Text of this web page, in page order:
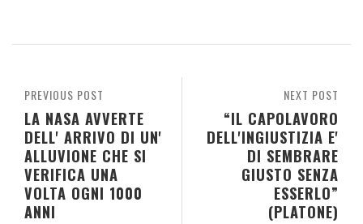
NEXT POST
“IL CAPOLAVORO
DELL'INGIUSTIZIA E'
DI SEMBRARE
GIUSTO SENZA
ESSERLO”
(PLATONE)
PREVIOUS POST
LA NASA AVVERTE
DELL' ARRIVO DI UN'
ALLUVIONE CHE SI
VERIFICA UNA
VOLTA OGNI 1000
ANNI